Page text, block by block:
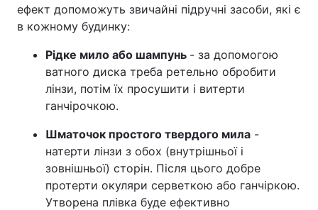
ефект допоможуть звичайні підручні засоби, які є
в кожному будинку:
Рідке мило або шампунь - за допомогою
ватного диска треба ретельно обробити
лінзи, потім їх просушити і витерти
ганчірочкою.
Шматочок простого твердого мила -
натерти лінзи з обох (внутрішньої і
зовнішньої) сторін. Після цього добре
протерти окуляри серветкою або ганчіркою.
Утворена плівка буде ефективно